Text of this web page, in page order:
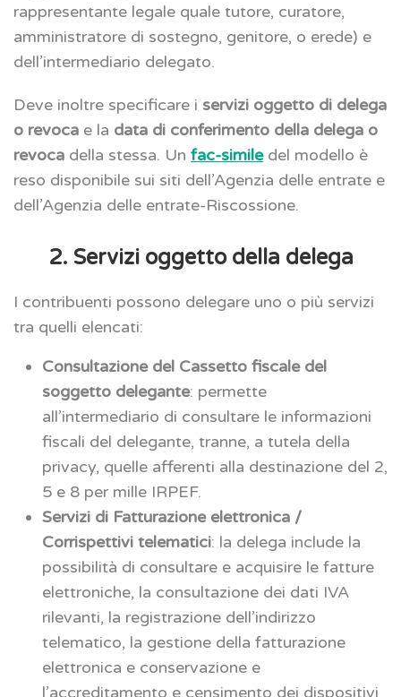
rappresentante legale quale tutore, curatore,
amministratore di sostegno, genitore, o erede) e
dell’intermediario delegato.
Deve inoltre specificare i servizi oggetto di delega
o revoca e la data di conferimento della delega o
revoca della stessa. Un fac-similedel modello è
reso disponibile sui siti dell’Agenzia delle entrate e
dell’Agenzia delle entrate-Riscossione.
2. Servizi oggetto della delega
I contribuenti possono delegare uno o più servizi
tra quelli elencati:
Consultazione del Cassetto fiscale del
soggetto delegante: permette
all’intermediario di consultare le informazioni
fiscali del delegante, tranne, a tutela della
privacy, quelle afferenti alla destinazione del 2,
5 e 8 per mille IRPEF.
Servizi di Fatturazione elettronica /
Corrispettivi telematici: la delega include la
possibilità di consultare e acquisire le fatture
elettroniche, la consultazione dei dati IVA
rilevanti, la registrazione dell’indirizzo
telematico, la gestione della fatturazione
elettronica e conservazione e
l’accreditamento e censimento dei dispositivi